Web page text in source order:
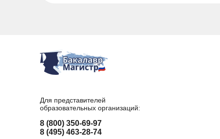
Для представителей
образовательных организаций:
8 (800) 350-69-97
8 (495) 463-28-74